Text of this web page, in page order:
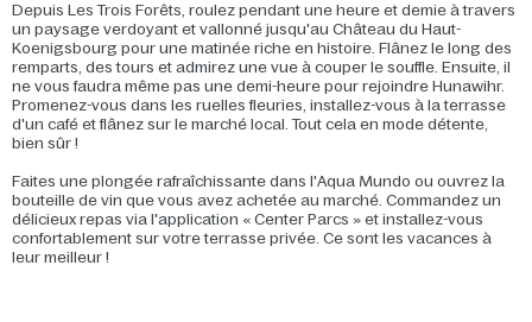
Depuis Les Trois Forêts, roulez pendant une heure et demie à travers
un paysage verdoyant et vallonné jusqu'au Château du Haut-
Koenigsbourg pour une matinée riche en histoire. Flânez le long des
remparts, des tours et admirez une vue à couper le souffle. Ensuite, il
ne vous faudra même pas une demi-heure pour rejoindre Hunawihr.
Promenez-vous dans les ruelles fleuries, installez-vous à la terrasse
d'un café et flânez sur le marché local. Tout cela en mode détente,
bien sûr !
Faites une plongée rafraîchissante dans l'Aqua Mundo ou ouvrez la
bouteille de vin que vous avez achetée au marché. Commandez un
délicieux repas via l'application « Center Parcs » et installez-vous
confortablement sur votre terrasse privée. Ce sont les vacances à
leur meilleur !